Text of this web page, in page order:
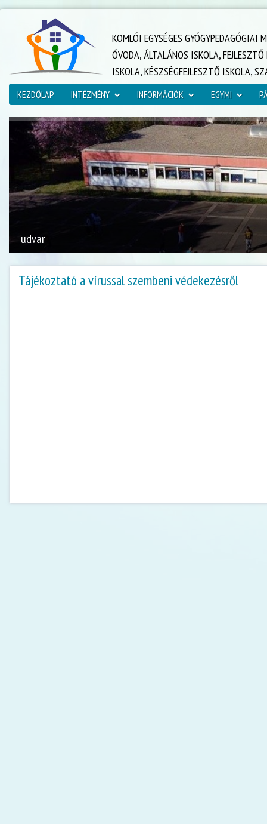
KOMLÓI EGYSÉGES GYÓGYPEDAGÓGIAI
ÓVODA, ÁLTALÁNOS ISKOLA,
ISKOLA, KÉSZSÉGFEJLESZTŐ ISKOLA,
KEZDŐLAP INTÉZMÉNY INFORMÁCIÓK EGYMI
udvar
Tájékoztató a vírussal szembeni védekezésről